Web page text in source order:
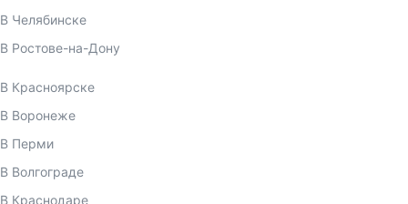
В Челябинске
В Ростове-на-Дону
В Красноярске
В Воронеже
В Перми
В Волгограде
В Краснодаре